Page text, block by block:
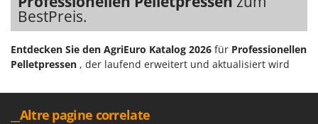
BestPreis.
Entdecken Sie den AgriEuro Katalog 2026 für Professionellen
Pelletpressen , der laufend erweitert und aktualisiert wird
__Altre pagine correlate